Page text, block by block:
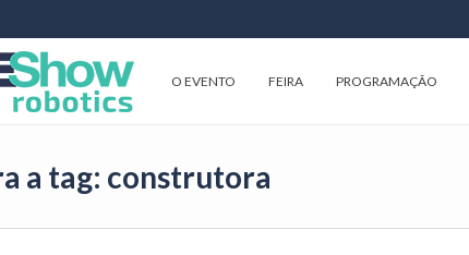
O EVENTO FEIRA PROGRAMAÇÃO
a tag: construtora